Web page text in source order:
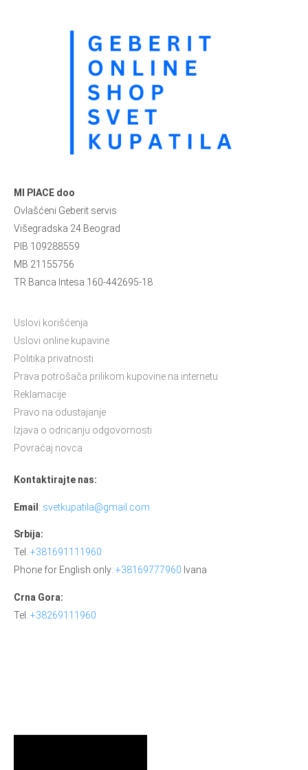
MI PIACE doo
Ovlašćeni Geberit servis
Višegradska 24 Beograd
PIB 109288559
MB 21155756
TR Banca Intesa 160-442695-18
Uslovi korišćenja
Uslovi online kupavine
Politika privatnosti
Prava potrošača prilikom kupovine na internetu
Reklamacije
Pravo na odustajanje
Izjava o odricanju odgovornosti
Povraćaj novca
Kontaktirajte nas:
Email : svetkupatila@gmail.com
Srbija:
Tel. +381691111960
Phone for English only: +38169777960 Ivana
Crna Gora:
Tel. +38269111960